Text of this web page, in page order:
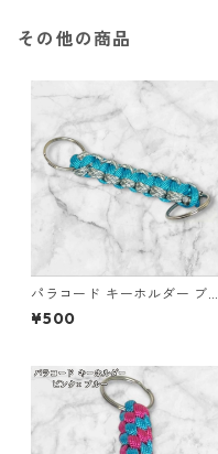
その他の商品
パラコード キーホルダー ブル
ー グレー ホワイト 編み込み s
36 アウトドア
¥500